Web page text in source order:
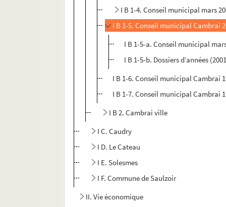
I B 1-4. Conseil municipal mars
I B 1-5. Conseil municipal Cambrai
I B 1-5-a. Conseil municipal
I B 1-5-b. Dossiers d’années
I B 1-6. Conseil municipal Cambrai
I B 1-7. Conseil municipal Cambrai
I B 2. Cambrai ville
I C. Caudry
I D. Le Cateau
I E. Solesmes
I F. Commune de Saulzoir
II. Vie économique